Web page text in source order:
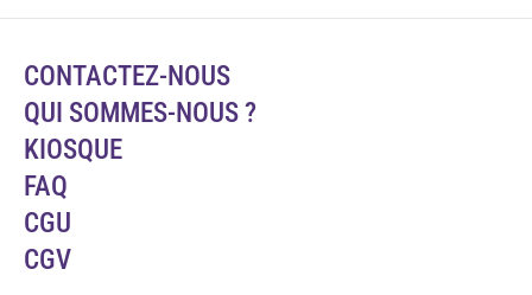
CONTACTEZ-NOUS
QUI SOMMES-NOUS ?
KIOSQUE
FAQ
CGU
CGV